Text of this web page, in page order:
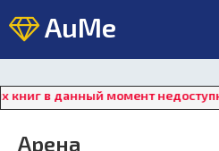
AuMe
момент недоступно онлайн
Арена